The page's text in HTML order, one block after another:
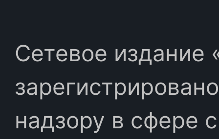
Сетевое издание
надзору в сфере